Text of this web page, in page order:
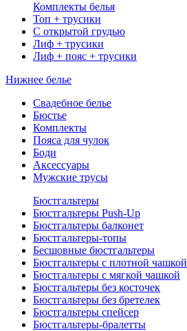
Комплекты белья
Топ + трусики
С открытой грудью
Лиф + трусики
Лиф + пояс + трусики
Нижнее белье
Свадебное белье
Бюстье
Комплекты
Пояса для чулок
Боди
Аксессуары
Мужские трусы
Бюстгальтеры
Бюстгальтеры Push-Up
Бюстгальтеры балконет
Бюстгальтеры-топы
Бесшовные бюстгальтеры
Бюстгальтеры с плотной чашкой
Бюстгальтеры с мягкой чашкой
Бюстгальтеры без косточек
Бюстгальтеры без бретелек
Бюстгальтеры спейсер
Бюстгальтеры-бралетты